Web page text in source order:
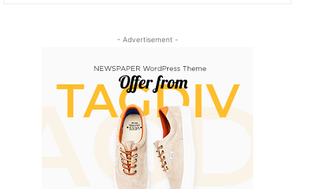
- Advertisement -